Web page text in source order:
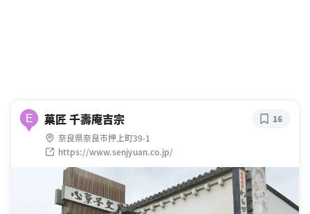
E 菓匠 千壽庵吉宗
奈良県奈良市押上町39-1
https://www.senjyuan.co.jp/
16